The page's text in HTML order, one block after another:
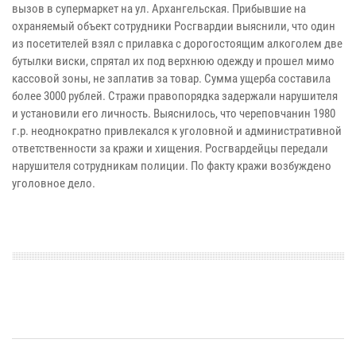
вызов в супермаркет на ул. Архангельская. Прибывшие на
охраняемый объект сотрудники Росгвардии выяснили, что один
из посетителей взял с прилавка с дорогостоящим алкоголем две
бутылки виски, спрятал их под верхнюю одежду и прошел мимо
кассовой зоны, не заплатив за товар. Сумма ущерба составила
более 3000 рублей. Стражи правопорядка задержали нарушителя
и установили его личность. Выяснилось, что череповчанин 1980
г.р. неоднократно привлекался к уголовной и административной
ответственности за кражи и хищения. Росгвардейцы передали
нарушителя сотрудникам полиции. По факту кражи возбуждено
уголовное дело.